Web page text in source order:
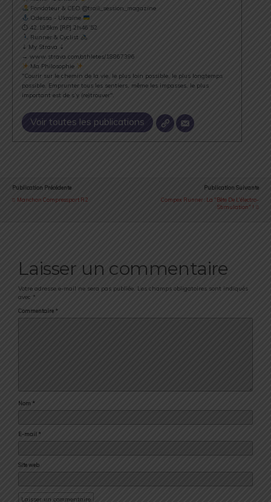
Fondateur & CEO @trail_session_magazine
Odessa - Ukraine
⏱ 42.195km [RP] 2h46’52
Runner & Cyclist
⇣ My Strava ⇣
→ www.strava.com/athletes/18867396
Ma Philosophie
"Courir sur le chemin de la vie, le plus loin possible, le plus longtemps
possible. Emprunter tous les sentiers, même les impasses, le plus
important est de s’y (re)trouver".
Voir toutes les publications
Publication Précédente
Manchon Compressport R2
Publication Suivante
Compex Runner : La "bête De L'électro-
Stimulation" !
Laisser un commentaire
Votre adresse e-mail ne sera pas publiée. Les champs obligatoires sont indiqués
avec *
Commentaire *
Nom *
E-mail *
Site web